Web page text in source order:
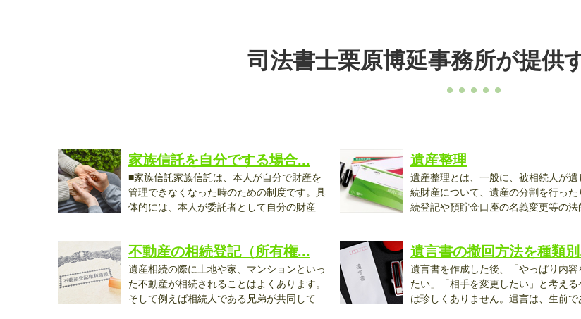
司法書士栗原博延事務所が提供
家族信託を自分でする場合...
■家族信託家族信託は、本人が自分で財産を
管理できなくなった時のための制度です。具
体的には、本人が委託者として自分の財産
遺産整理
遺産整理とは、一般に、被相続人が遺
続財産について、遺産の分割を行った
続登記や預貯金口座の名義変更等の法
不動産の相続登記（所有権...
遺産相続の際に土地や家、マンションといっ
た不動産が相続されることはよくあります。
そして例えば相続人である兄弟が共同して
遺言書の撤回方法を種類
遺言書を作成した後、「やっぱり内容
たい」「相手を変更したい」と考える
は珍しくありません。遺言は、生前で